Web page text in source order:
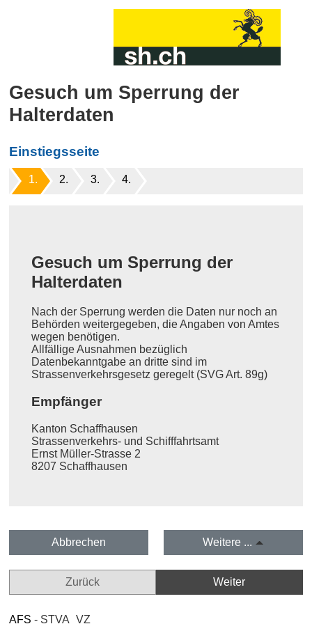
Gesuch um Sperrung der
Halterdaten
Einstiegsseite
Gesuch um Sperrung der
Halterdaten
Nach der Sperrung werden die Daten nur noch an
Behörden weitergegeben, die Angaben von Amtes
wegen benötigen.
Allfällige Ausnahmen bezüglich
Datenbekanntgabe an dritte sind im
Strassenverkehrsgesetz geregelt (SVG Art. 89g)
Empfänger
Kanton Schaffhausen
Strassenverkehrs- und Schifffahrtsamt
Ernst Müller-Strasse 2
8207 Schaffhausen
Abbrechen Weitere ...
Zurück Weiter
AFS - STVA_VZ